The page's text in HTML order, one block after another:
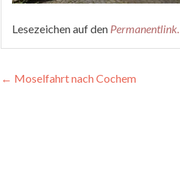
Lesezeichen auf den Permanentlink.
Beitragsnavigation
← Moselfahrt nach Cochem